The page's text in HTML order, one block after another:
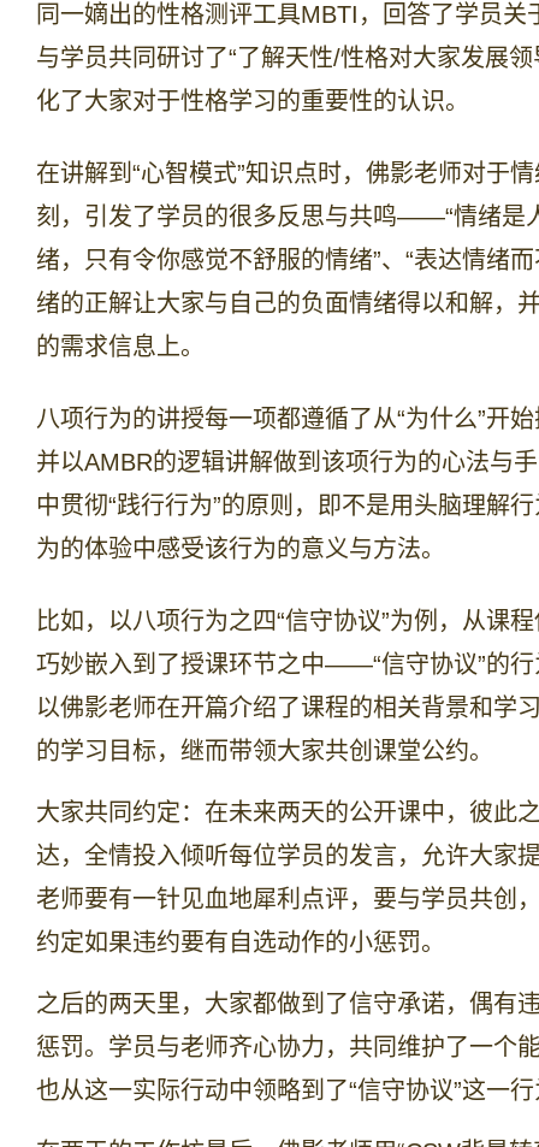
同一嫡出的性格测评工具MBTI，回答了学员
与学员共同研讨了“了解天性/性格对大家发展
化了大家对于性格学习的重要性的认识。
在讲解到“心智模式”知识点时，佛影老师对于
刻，引发了学员的很多反思与共鸣——“情绪是
绪，只有令你感觉不舒服的情绪”、“表达情绪
绪的正解让大家与自己的负面情绪得以和解，
的需求信息上。
八项行为的讲授每一项都遵循了从“为什么”开
并以AMBR的逻辑讲解做到该项行为的心法与
中贯彻“践行行为”的原则，即不是用头脑理解
为的体验中感受该行为的意义与方法。
比如，以八项行为之四“信守协议”为例，从课
巧妙嵌入到了授课环节之中——“信守协议”的
以佛影老师在开篇介绍了课程的相关背景和学
的学习目标，继而带领大家共创课堂公约。
大家共同约定：在未来两天的公开课中，彼此
达，全情投入倾听每位学员的发言，允许大家
老师要有一针见血地犀利点评，要与学员共创
约定如果违约要有自选动作的小惩罚。
之后的两天里，大家都做到了信守承诺，偶有
惩罚。学员与老师齐心协力，共同维护了一个
也从这一实际行动中领略到了“信守协议”这一